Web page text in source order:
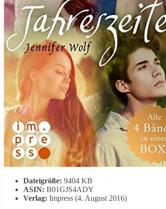
Dateigröße: 9404 KB
ASIN: B01GJS4ADY
Verlag: Impress (4. August 2016)